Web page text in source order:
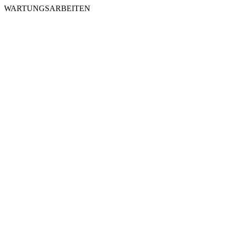
WARTUNGSARBEITEN